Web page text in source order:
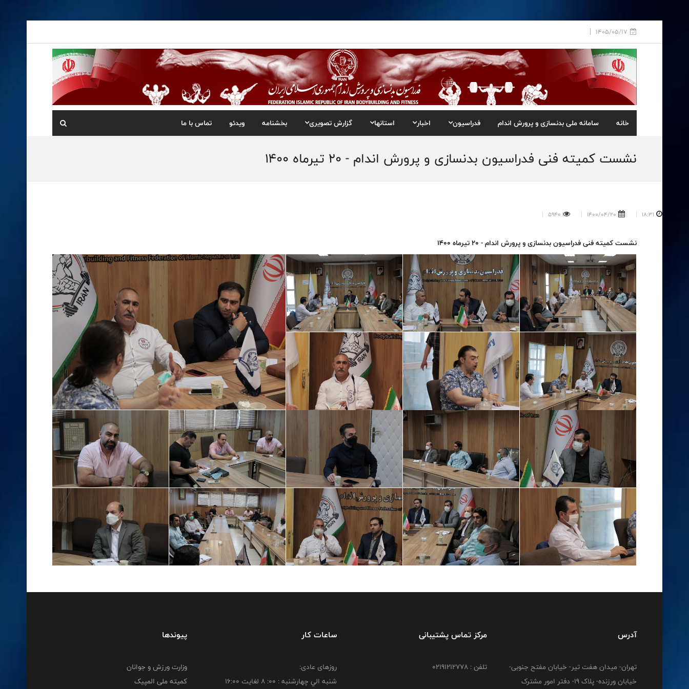
1405/05/17
خانه سامانه ملی بدنسازی و پرورش اندام فدراسیون اخبار استانها گزارش تصویری بخشنامه ویدئو تماس با ما
نشست کمیته فنی فدراسیون بدنسازی و پرورش اندام - 20 تیرماه 1400
18:31
1400/04/20
5940
نشست کمیته فنی فدراسیون بدنسازی و پرورش اندام - 20 تیرماه 1400
آدرس
تهران- میدان هفت تیر- خیابان مفتح جنوبی-
خیابان ورزنده- پلاک 19- دفتر امور مشترک
مرکز تماس پشتیبانی
تلفن : 02191212778
ساعات کار
روزهای عادی:
شنبه الي چهارشنبه : 00: 8 لغايت 16:00
پیوندها
وزارت ورزش و جوانان
کمیته ملی المپیک